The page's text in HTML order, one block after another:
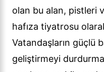
olan bu alan, pistleri
hafıza tiyatrosu
Vatandaşların güçlü
geliştirmeyi